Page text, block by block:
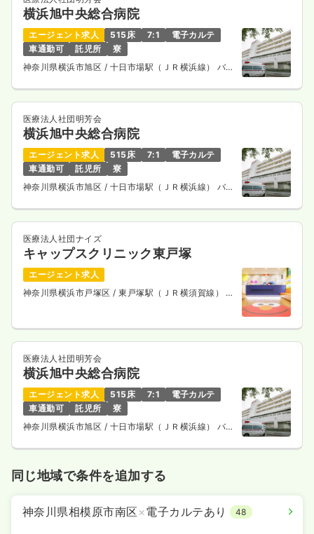
横浜旭中央総合病院
エージェント求人 515床 7:1
電子カルテ
車通勤可
託児所
寮
神奈川県横浜市旭区 / 十日市場駅（ＪＲ横浜線） バス
医療法人社団明芳会
横浜旭中央総合病院
エージェント求人 515床 7:1
電子カルテ
車通勤可
託児所
寮
神奈川県横浜市旭区 / 十日市場駅（ＪＲ横浜線） バス
医療法人社団ナイズ
キャップスクリニック東戸塚
エージェント求人
神奈川県横浜市戸塚区/ 東戸塚駅（ＪＲ横須賀線） 徒
医療法人社団明芳会
横浜旭中央総合病院
エージェント求人 515床 7:1
電子カルテ
車通勤可
託児所
寮
神奈川県横浜市旭区 / 十日市場駅（ＪＲ横浜線） バス
同じ地域で条件を追加する
神奈川県相模原市南区 ×電子カルテあり 48